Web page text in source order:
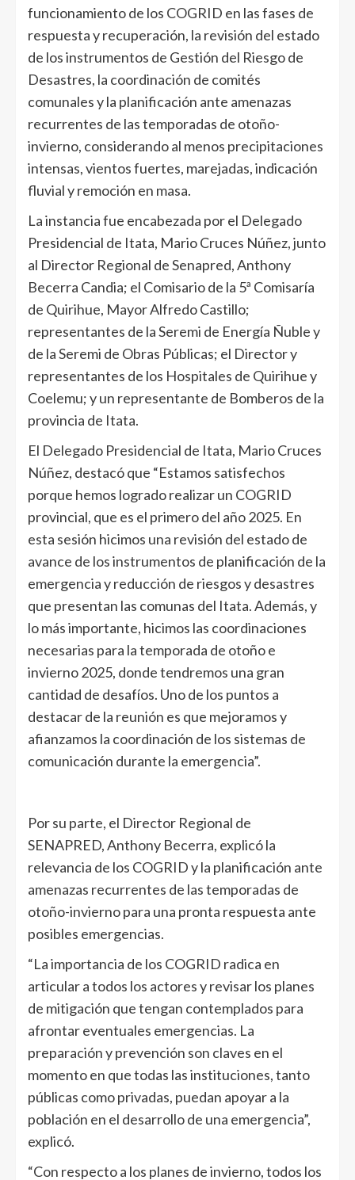
funcionamiento de los COGRID en las fases de
respuesta y recuperación, la revisión del estado
de los instrumentos de Gestión del Riesgo de
Desastres, la coordinación de comités
comunales y la planificación ante amenazas
recurrentes de las temporadas de otoño-
invierno, considerando al menos precipitaciones
intensas, vientos fuertes, marejadas, indicación
fluvial y remoción en masa.
La instancia fue encabezada por el Delegado
Presidencial de Itata, Mario Cruces Núñez, junto
al Director Regional de Senapred, Anthony
Becerra Candia; el Comisario de la 5ª Comisaría
de Quirihue, Mayor Alfredo Castillo;
representantes de la Seremi de Energía Ñuble y
de la Seremi de Obras Públicas; el Director y
representantes de los Hospitales de Quirihue y
Coelemu; y un representante de Bomberos de la
provincia de Itata.
El Delegado Presidencial de Itata, Mario Cruces
Núñez, destacó que “Estamos satisfechos
porque hemos logrado realizar un COGRID
provincial, que es el primero del año 2025. En
esta sesión hicimos una revisión del estado de
avance de los instrumentos de planificación de la
emergencia y reducción de riesgos y desastres
que presentan las comunas del Itata. Además, y
lo más importante, hicimos las coordinaciones
necesarias para la temporada de otoño e
invierno 2025, donde tendremos una gran
cantidad de desafíos. Uno de los puntos a
destacar de la reunión es que mejoramos y
afianzamos la coordinación de los sistemas de
comunicación durante la emergencia”.
Por su parte, el Director Regional de
SENAPRED, Anthony Becerra, explicó la
relevancia de los COGRID y la planificación ante
amenazas recurrentes de las temporadas de
otoño-invierno para una pronta respuesta ante
posibles emergencias.
“La importancia de los COGRID radica en
articular a todos los actores y revisar los planes
de mitigación que tengan contemplados para
afrontar eventuales emergencias. La
preparación y prevención son claves en el
momento en que todas las instituciones, tanto
públicas como privadas, puedan apoyar a la
población en el desarrollo de una emergencia”,
explicó.
“Con respecto a los planes de invierno, todos los